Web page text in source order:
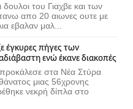
του Γιαχβε και των
απο 20 αιωνες ουτε με
εβαλαν μαλ...
έγκυρες πήγες των
ενώ έκανε διακοπές
στα Νέα Στύρα
μιας 56χρονης
νεκρή δίπλα στο